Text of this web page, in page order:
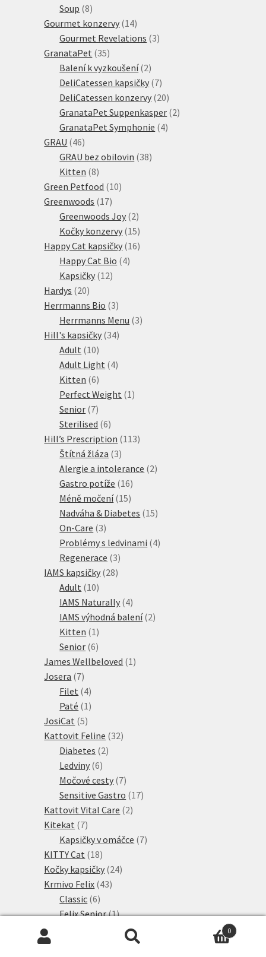
Soup 88
produktů
Gourmet konzervy 1414
produktů
Gourmet Revelations 33
GranataPet 3535
produktů
Balení k vyzkoušení 22
produkty
DeliCatessen kapsičky 77
produktů
DeliCatessen konzervy 2020
produktů
GranataPet Suppenkasper 22
GranataPet Symphonie 44
GRAU 4646
produktů
GRAU bez obilovin 3838
Kitten 88
produktů
Green Petfood 1010
Greenwoods 1717
produktů
Greenwoods Joy 22
produkty
Kočky konzervy 1515
produktů
Happy Cat kapsičky 1616
Happy Cat Bio 44
Kapsičky 1212
Hardys 2020
produktů
Herrmanns Bio 33
produkty
Herrmanns Menu 33
Hill's kapsičky 3434
Adult 1010
produktů
Adult Light 44
Kitten 66
produktů
Perfect Weight 1 1
Senior 77
produktů
Sterilised 66
produktů
Hill’s Prescription 113113
Štítná žláza 33
produkty
Alergie a intolerance 22
Gastro potíže 1616
produktů
Méně močení 1515
produktů
Nadváha & Diabetes 1515
On-Care 33
produkty
Problémy s ledvinami 44
Regenerace 33
produkty
IAMS kapsičky 2828
Adult 1010
produktů
IAMS Naturally 44
produkty
IAMS výhodná balení 22
Kitten 1 1
produkt
Senior 66
produktů
James Wellbeloved 1 1
Josera 77
produktů
Filet 44
produkty
Paté 1 1
JosiCat 55
produktů
Kattovit Feline 3232
Diabetes 22
Ledviny 66
produktů
Močové cesty 77
produktů
Sensitive Gastro 1717
Kattovit Vital Care 22
Kitekat 77
produktů
Kapsičky v omáčce 77
KITTY Cat 1818
produktů
Kočky kapsičky 2424
Krmivo Felix 4343
Classic 66
produktů
Felix Senior 11
produkt
produktů
0